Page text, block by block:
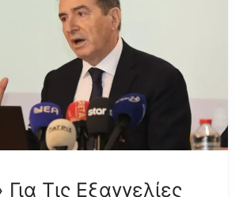
Τις Εξαγγελίες